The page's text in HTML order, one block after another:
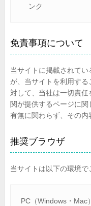
ンク
免責事項について
当サイトに掲載されて
が、当サイトを利用す
対して、当社は一切責
関が提供するページに
有無に関わらず、その内
推奨ブラウザ
当サイトは以下の環境で
PC（Windows・Mac）